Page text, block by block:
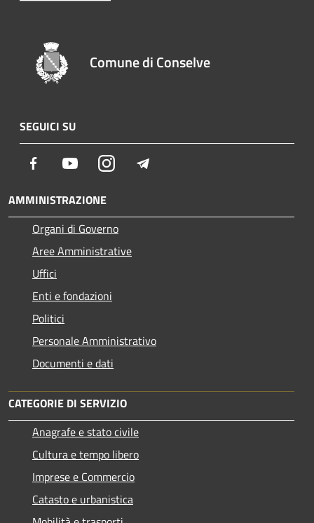
Comune di Conselve
SEGUICI SU
Facebook YoutubeInstagram
AMMINISTRAZIONE
Organi di Governo
Aree Amministrative
Uffici
Enti e fondazioni
Politici
Personale Amministrativo
Documenti e dati
CATEGORIE DI SERVIZIO
Anagrafe e stato civile
Cultura e tempo libero
Imprese e Commercio
Catasto e urbanistica